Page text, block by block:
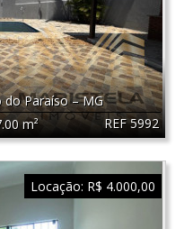
REF 5992
do Paraíso–MG
m²
Locação: R$ 4.000,00